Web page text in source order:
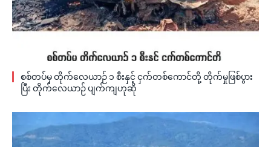
စစ်တပ်မှ တိုက်လေယာဉ် ၁ စီးနှင့် ငှက်တစ်ကောင်တို့ တိုက်မှုဖြစ်ပွား
ပြီး တိုက်လေယာဉ် ပျက်ကျဟုဆို